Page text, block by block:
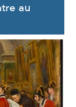
au